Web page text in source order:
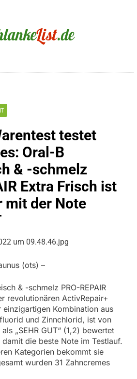
testet
Oral-B
& -schmelz
Extra Frisch ist
mit der Note
(ots) –
& -schmelz PRO-REPAIR
revolutionären ActivRepair+
einzigartigen Kombination aus
und Zinnchlorid, ist von
„SEHR GUT“ (1,2) bewertet
die beste Note im Testlauf.
Kategorien bekommt sie
wurden 31 Zahncremes